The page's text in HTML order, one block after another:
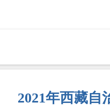
2021年西藏自